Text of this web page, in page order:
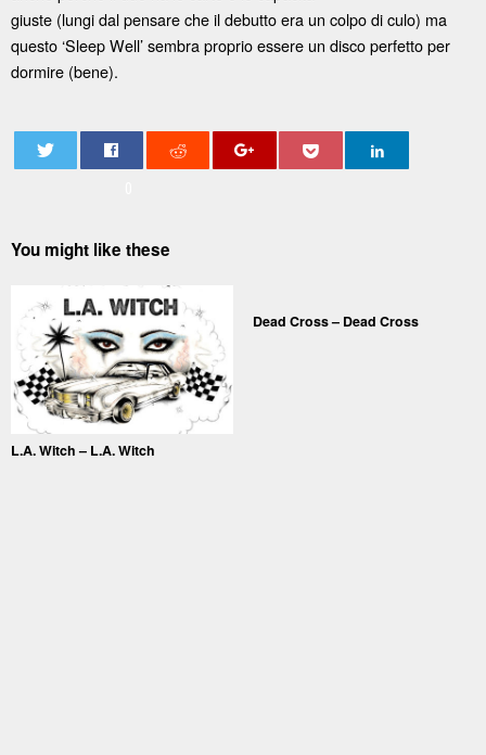
giuste (lungi dal pensare che il debutto era un colpo di culo) ma
questo ‘Sleep Well’ sembra proprio essere un disco perfetto per
dormire (bene).
You might like these
L.A. Witch – L.A. Witch
Dead Cross – Dead Cross